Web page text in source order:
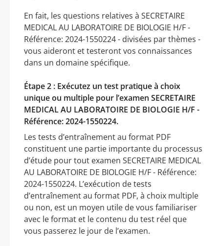
En fait, les questions relatives à SECRETAIRE
MEDICAL AU LABORATOIRE DE BIOLOGIE H/F -
Référence: 2024-1550224 - divisées par thèmes -
vous aideront et testeront vos connaissances
dans un domaine spécifique.
Étape 2 : Exécutez un test pratique à choix
unique ou multiple pour l’examen SECRETAIRE
MEDICAL AU LABORATOIRE DE BIOLOGIE H/F -
Référence: 2024-1550224.
Les tests d’entraînement au format PDF
constituent une partie importante du processus
d’étude pour tout examen SECRETAIRE MEDICAL
AU LABORATOIRE DE BIOLOGIE H/F - Référence:
2024-1550224. L’exécution de tests
d’entraînement au format PDF, à choix multiple
ou non, est un moyen utile de vous familiariser
avec le format et le contenu du test réel que
vous passerez le jour de l’examen.